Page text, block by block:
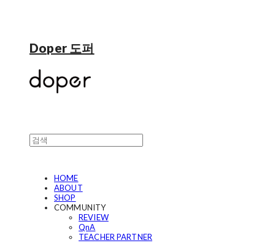
Doper 도퍼
HOME
ABOUT
SHOP
COMMUNITY
REVIEW
QnA
TEACHER PARTNER